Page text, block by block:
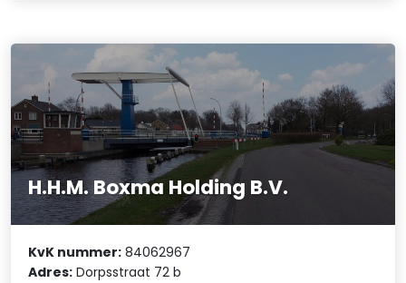
H.H.M. Boxma Holding B.V.
KvK nummer: 84062967
Adres: Dorpsstraat 72 b